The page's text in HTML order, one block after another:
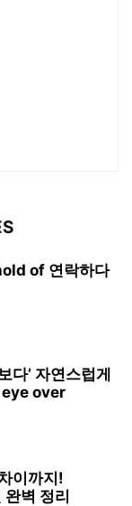
of 연락하다
다’ 자연스럽게
eye over
이까지!
벽 정리